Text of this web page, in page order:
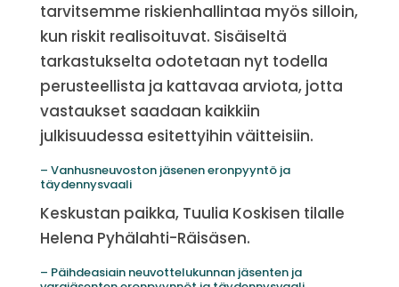
tarvitsemme riskienhallintaa myös silloin,
kun riskit realisoituvat. Sisäiseltä
tarkastukselta odotetaan nyt todella
perusteellista ja kattavaa arviota, jotta
vastaukset saadaan kaikkiin
julkisuudessa esitettyihin väitteisiin.
– Vanhusneuvoston jäsenen eronpyyntö ja
täydennysvaali
Keskustan paikka, Tuulia Koskisen tilalle
Helena Pyhälahti-Räisäsen.
– Päihdeasiain neuvottelukunnan jäsenten ja